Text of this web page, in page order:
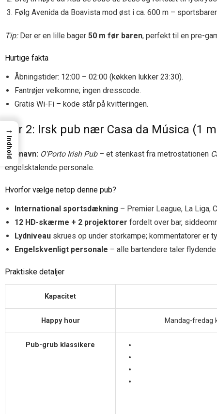
Følg Avenida da Boavista mod øst i ca. 600 m –
Tip:Der er en lille bager 50 m før baren, perfekt til en pre-
Hurtige fakta
Åbningstider: 12:00 – 02:00 (køkken lukker 23:30).
Fantrøjer velkomne; ingen dresscode.
Gratis Wi-Fi – kode står på kvitteringen.
Bar 2: Irsk pub nær Casa da Música (1
Pubnavn: O’Porto Irish Pub– et stenkast fra metrostationen
engelsktalende personale.
Hvorfor vælge netop denne pub?
International sportsdækning – Premier League, La Liga,
12 HD-skærme + 2 projektorer fordelt over bar,
Lydniveau skrues op under storkampe; kommentatorer er
Engelskvenligt personale – alle bartendere taler
Praktiske detaljer
Kapacitet
Happy hour Mandag-fredag
Pub-grub klassikere
→
Indhold